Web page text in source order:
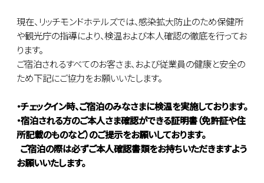
現在、リッチモンドホテルズでは、感染拡大防止のため保健所
や観光庁の指導により、検温および本人確認の徹底を行ってお
ります。
ご宿泊されるすべてのお客さま、および従業員の健康と安全の
ため下記にご協力をお願いいたします。
・チェックイン時、ご宿泊のみなさまに検温を実施しております。
・宿泊される方のご本人さま確認ができる証明書（免許証や住
所記載のものなど）のご提示をお願いしております。
ご宿泊の際は必ずご本人確認書類をお持ちいただきますよう
お願いいたします。